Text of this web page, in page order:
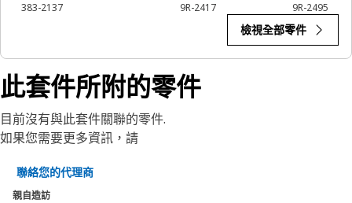
383-2137 9R-2417 9R-2495
檢視全部零件
此套件所附的零件
目前沒有與此套件關聯的零件.
如果您需要更多資訊，請
聯絡您的代理商
親自造訪